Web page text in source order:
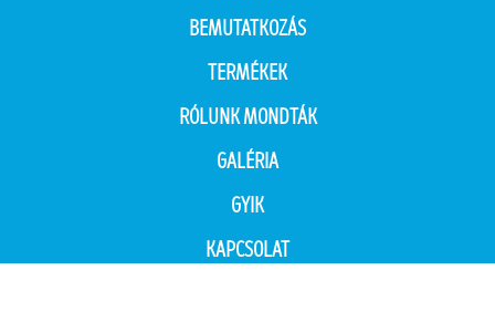
BEMUTATKOZÁS
TERMÉKEK
RÓLUNK MONDTÁK
GALÉRIA
GYIK
KAPCSOLAT